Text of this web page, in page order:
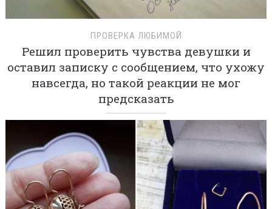
ПРОВЕРКА ЛЮБИМОЙ
Решил проверить чувства девушки и
оставил записку с сообщением, что ухожу
навсегда, но такой реакции не мог
предсказать